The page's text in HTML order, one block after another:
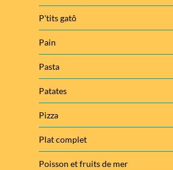
P'tits gatô
Pain
Pasta
Patates
Pizza
Plat complet
Poisson et fruits de mer